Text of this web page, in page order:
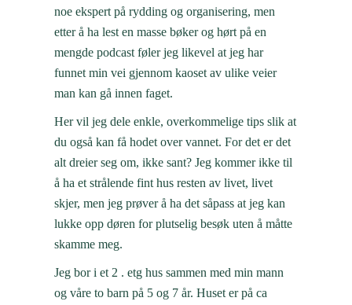
noe ekspert på rydding og organisering, men
etter å ha lest en masse bøker og hørt på en
mengde podcast føler jeg likevel at jeg har
funnet min vei gjennom kaoset av ulike veier
man kan gå innen faget.
Her vil jeg dele enkle, overkommelige tips slik at
du også kan få hodet over vannet. For det er det
alt dreier seg om, ikke sant? Jeg kommer ikke til
å ha et strålende fint hus resten av livet, livet
skjer, men jeg prøver å ha det såpass at jeg kan
lukke opp døren for plutselig besøk uten å måtte
skamme meg.
Jeg bor i et 2 . etg hus sammen med min mann
og våre to barn på 5 og 7 år. Huset er på ca